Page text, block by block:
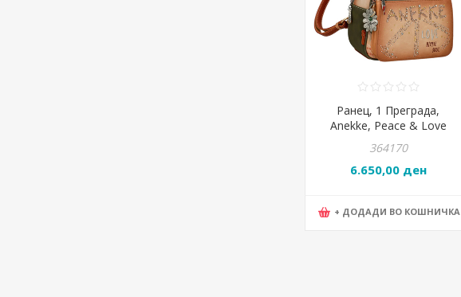
Ранец, 1 Преграда,
Anekke, Peace & Love
Flowers, 38835-071,
23*28*13цм
364170
6.650,00 ден
+ ДОДАДИ ВО КОШНИЧКА